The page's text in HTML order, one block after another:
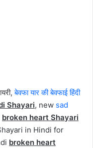
बेवफा यार की बेवफाई हिंदी
Shayari, new sad
broken heart Shayari
in Hindi for
broken heart